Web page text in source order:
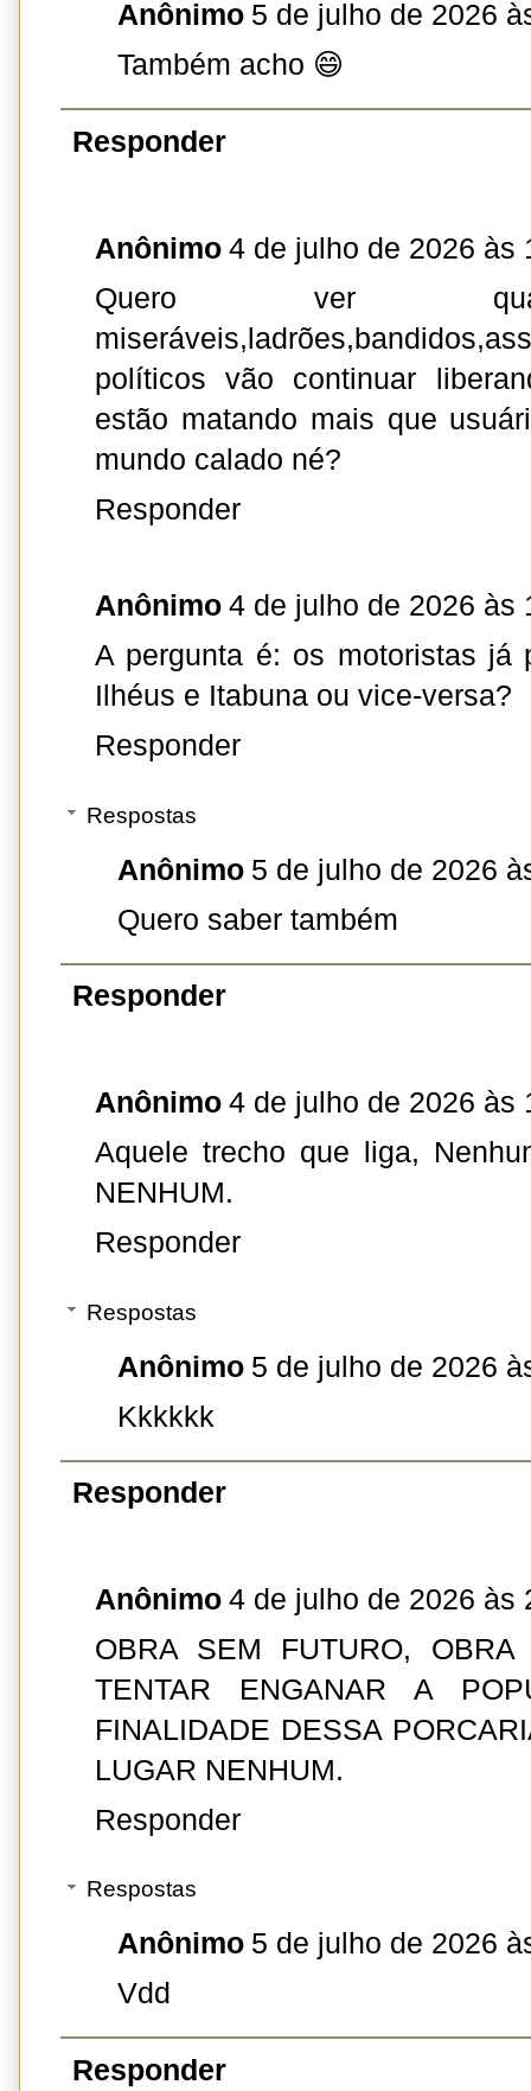
Anônimo 5 de julho de 2026
Também acho 😄
Responder
Anônimo 4 de julho de 2026 às
Quero ver
políticos vão continuar
estão matando mais que
mundo calado né?
Responder
Anônimo 4 de julho de 2026 às
A pergunta é: os motoristas já
Ilhéus e Itabuna ou vice-versa?
Responder
Respostas
Anônimo 5 de julho de 2026
Quero saber também
Responder
Anônimo 4 de julho de 2026 às
Aquele trecho que liga,
NENHUM.
Responder
Respostas
Anônimo 5 de julho de 2026
Kkkkkk
Responder
Anônimo 4 de julho de 2026 às
OBRA SEM FUTURO, OBRA
TENTAR ENGANAR A
FINALIDADE DESSA
LUGAR NENHUM.
Responder
Respostas
Anônimo 5 de julho de 2026
Vdd
Responder